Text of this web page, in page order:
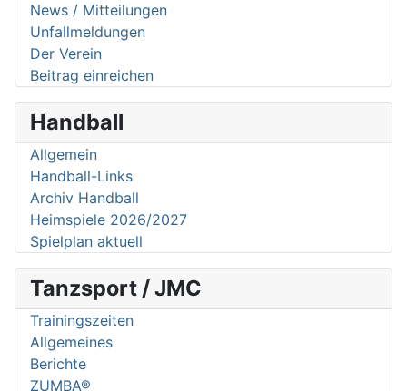
News / Mitteilungen
Unfallmeldungen
Der Verein
Beitrag einreichen
Handball
Allgemein
Handball-Links
Archiv Handball
Heimspiele 2026/2027
Spielplan aktuell
Tanzsport / JMC
Trainingszeiten
Allgemeines
Berichte
ZUMBA®